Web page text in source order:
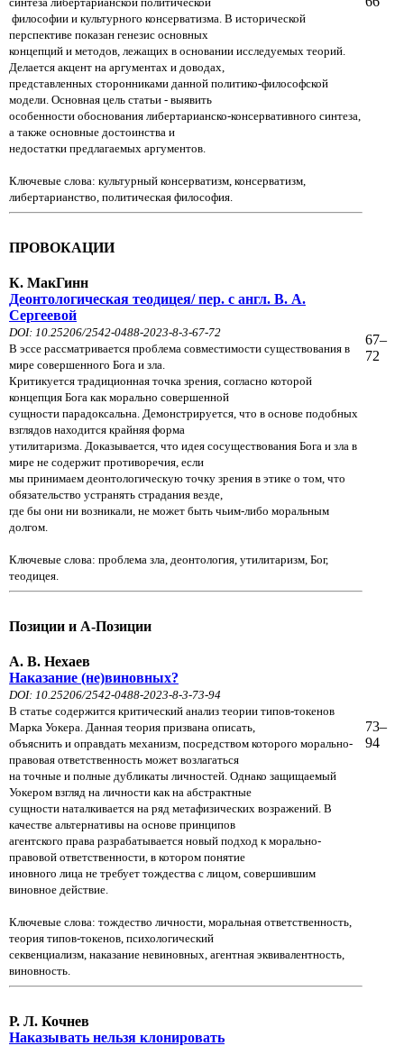
философии и культурного консерватизма. В исторической
перспективе показан генезис основных
концепций и методов, лежащих в основании исследуемых теорий.
Делается акцент на аргументах и доводах,
представленных сторонниками данной политико-философской
модели. Основная цель статьи - выявить
особенности обоснования либертарианско-консервативного синтеза,
а также основные достоинства и
недостатки предлагаемых аргументов.
Ключевые слова: культурный консерватизм, консерватизм,
либертарианство, политическая философия.
ПРОВОКАЦИИ
К. МакГинн
Деонтологическая теодицея/ пер. с англ. В. А.
Сергеевой
DOI: 10.25206/2542-0488-2023-8-3-67-72
В эссе рассматривается проблема совместимости существования в
мире совершенного Бога и зла.
Критикуется традиционная точка зрения, согласно которой
концепция Бога как морально совершенной
сущности парадоксальна. Демонстрируется, что в основе подобных
взглядов находится крайняя форма
утилитаризма. Доказывается, что идея сосуществования Бога и зла в
мире не содержит противоречия, если
мы принимаем деонтологическую точку зрения в этике о том, что
обязательство устранять страдания везде,
где бы они ни возникали, не может быть чьим-либо моральным
долгом.
Ключевые слова: проблема зла, деонтология, утилитаризм, Бог,
теодицея.
67–
72
Позиции и А-Позиции
А. В. Нехаев
Наказание (не)виновных?
DOI: 10.25206/2542-0488-2023-8-3-73-94
В статье содержится критический анализ теории типов-токенов
Марка Уоке­ра. Данная теория призвана описать,
объяснить и оправдать механизм, посредством которого морально-
правовая ответственность может возлагаться
на точные и полные дубликаты личностей. Однако защищаемый
Уокером взгляд на личности как на абстрактные
сущности наталкивается на ряд метафизических возражений. В
качестве альтернативы на основе принципов
агентского права разрабатывается новый подход к морально-
правовой ответственности, в котором понятие
иновного лица не требует тождества с лицом, совершившим
виновное действие.
Ключевые слова: тождество личности, моральная ответственность,
теория типов-токенов, психологический
секвенциализм, наказание невиновных, агентная эквивалентность,
виновность.
73–
94
Р. Л. Кочнев
Наказывать нельзя клонировать